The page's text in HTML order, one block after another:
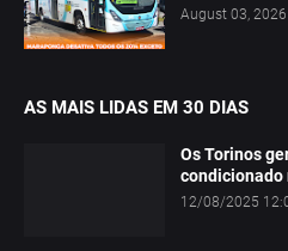
August 03, 2026
AS MAIS LIDAS EM 30 DIAS
Os Torinos
condicionado
12/08/2025